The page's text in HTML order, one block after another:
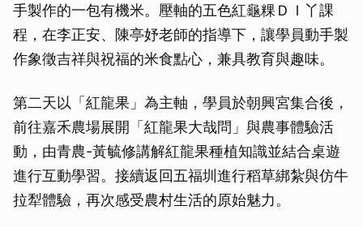
手製作的一包有機米。壓軸的五色紅龜粿ＤＩ丫課
程，在李正安、陳亭妤老師的指導下，讓學員動手製
作象徵吉祥與祝福的米食點心，兼具教育與趣味。
第二天以「紅龍果」為主軸，學員於朝興宮集合後，
前往嘉禾農場展開「紅龍果大哉問」與農事體驗活
動，由青農-黃毓修講解紅龍果種植知識並結合桌遊
進行互動學習。接續返回五福圳進行稻草綁紮與仿牛
拉犁體驗，再次感受農村生活的原始魅力。